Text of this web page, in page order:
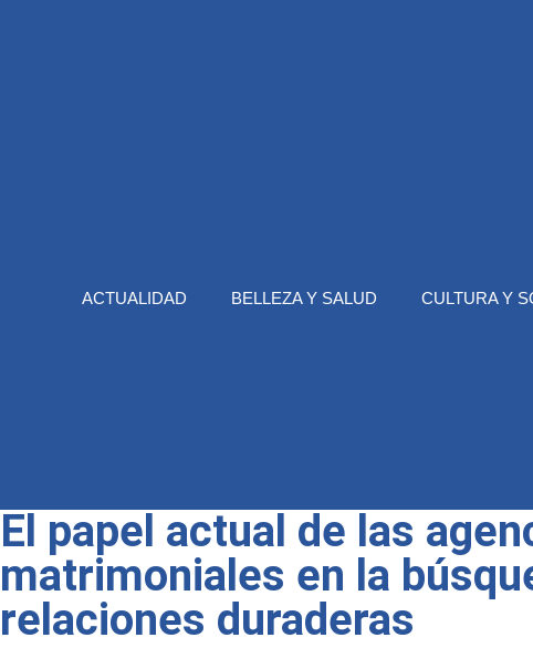
ACTUALIDAD BELLEZA Y SALUD CULTURA Y
El papel actual de las
matrimoniales en la
relaciones duraderas